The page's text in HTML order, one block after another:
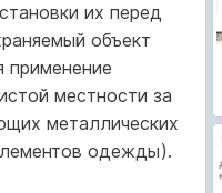
их перед
объект
применение
местности за
металлических
одежды).